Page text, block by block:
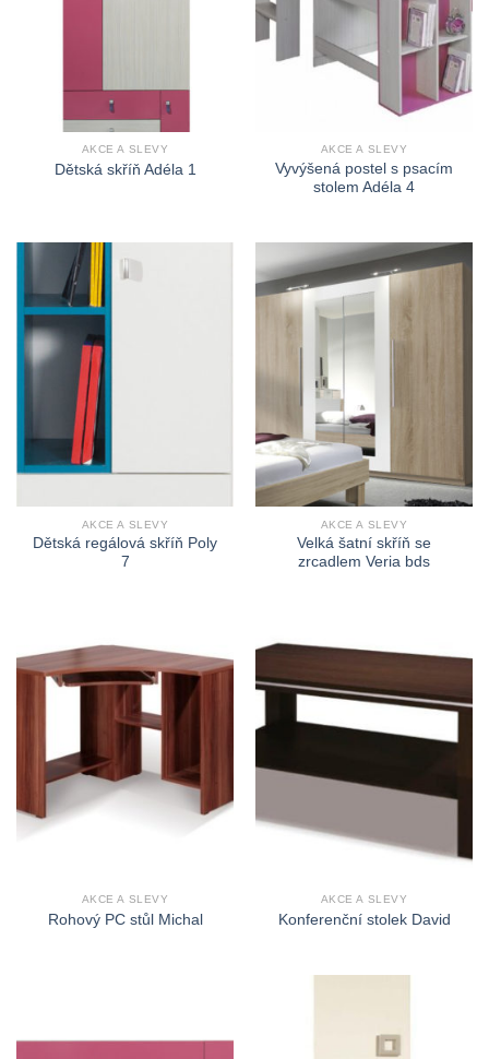
AKCE A SLEVY
Dětská skříň Adéla 1
AKCE A SLEVY
Vyvýšená postel s psacím
stolem Adéla 4
AKCE A SLEVY
Dětská regálová skříň Poly
7
AKCE A SLEVY
Velká šatní skříň se
zrcadlem Veria bds
AKCE A SLEVY
Rohový PC stůl Michal
AKCE A SLEVY
Konferenční stolek David